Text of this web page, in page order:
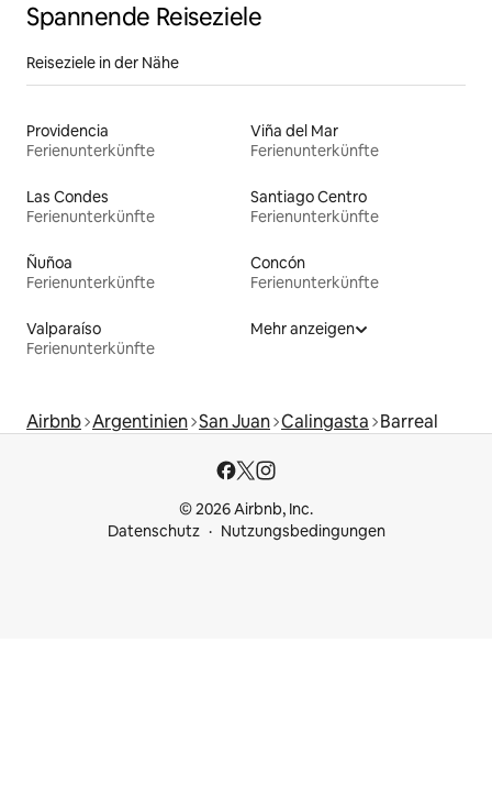
Spannende Reiseziele
Reiseziele in der Nähe
Providencia
Ferienunterkünfte
Viña del Mar
Ferienunterkünfte
Las Condes
Ferienunterkünfte
Santiago Centro
Ferienunterkünfte
Ñuñoa
Ferienunterkünfte
Concón
Ferienunterkünfte
Valparaíso
Ferienunterkünfte
Mehr anzeigen
Airbnb Argentinien San Juan Calingasta Barreal
© 2026 Airbnb, Inc.
Datenschutz
Nutzungsbedingungen